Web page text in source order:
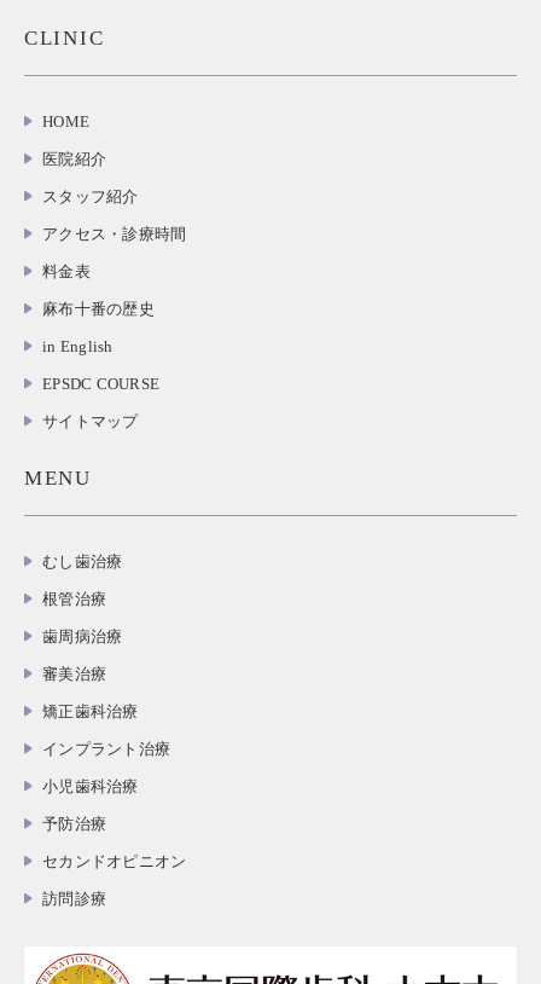
CLINIC
HOME
医院紹介
スタッフ紹介
アクセス・診療時間
料金表
麻布十番の歴史
in English
EPSDC COURSE
サイトマップ
MENU
むし歯治療
根管治療
歯周病治療
審美治療
矯正歯科治療
インプラント治療
小児歯科治療
予防治療
セカンドオピニオン
訪問診療